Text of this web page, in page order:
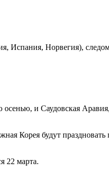
Испания, Норвегия),
и Саудовская
Корея будут
22 марта.